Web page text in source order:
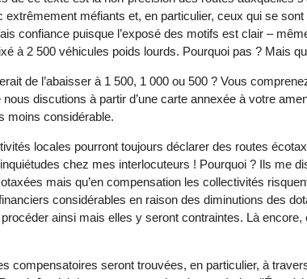
méfiants et, en particulier, ceux qui se
confiance puisque l’exposé des motifs est clair –
à 2 500 véhicules poids lourds. Pourquoi pas ? Mais
de l’abaisser à 1 500, 1 000 ou 500 ? Vous
discutions à partir d’une carte annexée à votre
moins considérable.
locales pourront toujours déclarer des routes
chez mes interlocuteurs ! Pourquoi ? Ils me
mais qu’en compensation les collectivités
considérables en raison des diminutions des
ainsi mais elles y seront contraintes. Là
compensatoires seront trouvées, en particulier, à